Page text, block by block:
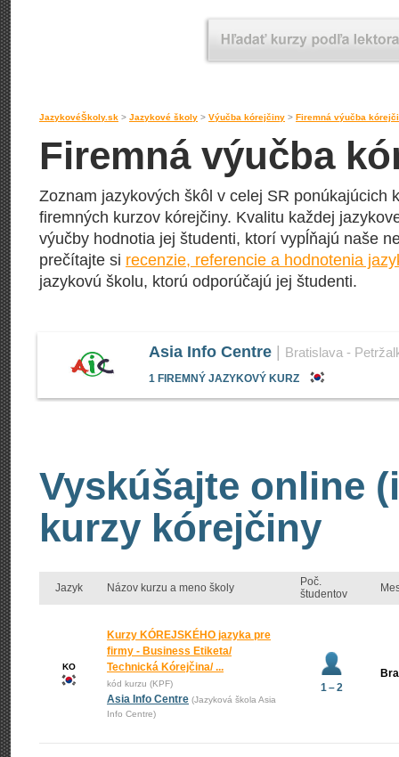
JazykovéŠkoly.sk > Jazykové školy > Výučba kórejčiny > Firemná výučba
Firemná výučba
Zoznam jazykových škôl v celej SR ponúkajúcich
firemných kurzov kórejčiny. Kvalitu každej
výučby hodnotia jej študenti, ktorí vypĺňajú naše
prečítajte si recenzie, referencie a hodnotenia
jazykovú školu, ktorú odporúčajú jej študenti.
Asia Info Centre Bratislava -
1 FIREMNÝ JAZYKOVÝ KURZ
Vyskúšajte online
kurzy kórejčiny
Jazyk Názov kurzu a meno školy
Poč.
študentov
KO
Kurzy KÓREJSKÉHO jazyka pre
firmy - Business Etiketa/
Technická Kórejčina/ ...
kód kurzu (KPF)
Asia Info Centre (Jazyková škola Asia
Info Centre)
1 – 2